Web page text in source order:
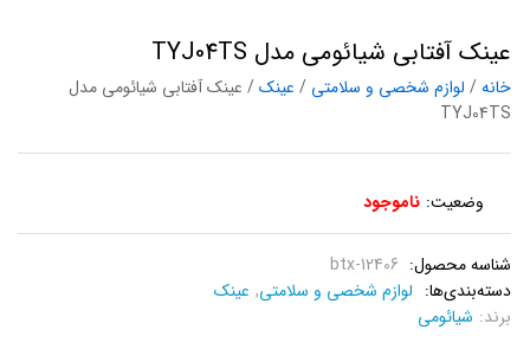
عینک آفتابی شیائومی مدل TYJ04TS
خانه/ لوازم شخصی و سلامتی / عینک/ عینک آفتابی شیائومی مدل
TYJ04TS
وضعیت: ناموجود
شناسه محصول: btx-12406
دسته‌بندی‌ها: لوازم شخصی و سلامتی, عینک
برند: شیائومی